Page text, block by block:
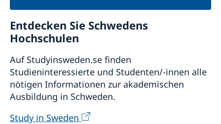
Entdecken Sie Schwedens
Hochschulen
Auf Studyinsweden.se finden
Studieninteressierte und Studenten/-innen alle
nötigen Informationen zur akademischen
Ausbildung in Schweden.
Study in Sweden